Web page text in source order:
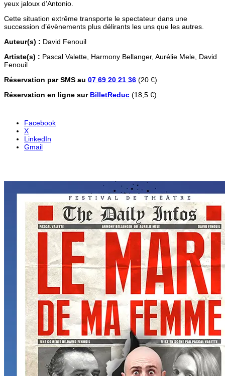
yeux jaloux d’Antonio.
Cette situation extrême transporte le spectateur dans une
succession d’évènements plus délirants les uns que les autres.
Auteur(s) : David Fenouil
Artiste(s) : Pascal Valette, Harmony Bellanger, Aurélie Mele, David
Fenouil
Réservation par SMS au 07 69 20 21 36 (20 €)
Réservation en ligne sur BilletReduc (18,5 €)
Facebook
X
LinkedIn
Gmail